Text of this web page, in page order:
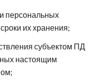
персональных
их хранения;
субъектом ПД
настоящим